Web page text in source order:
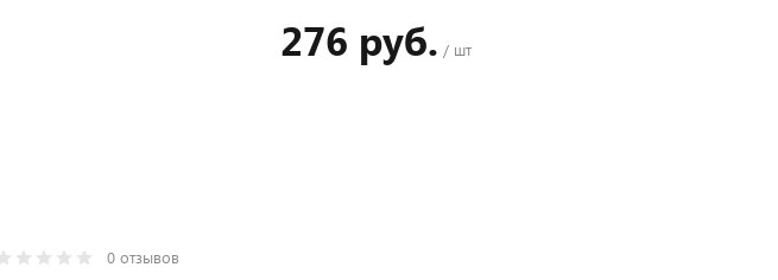
0 отзывов
276 руб. / шт